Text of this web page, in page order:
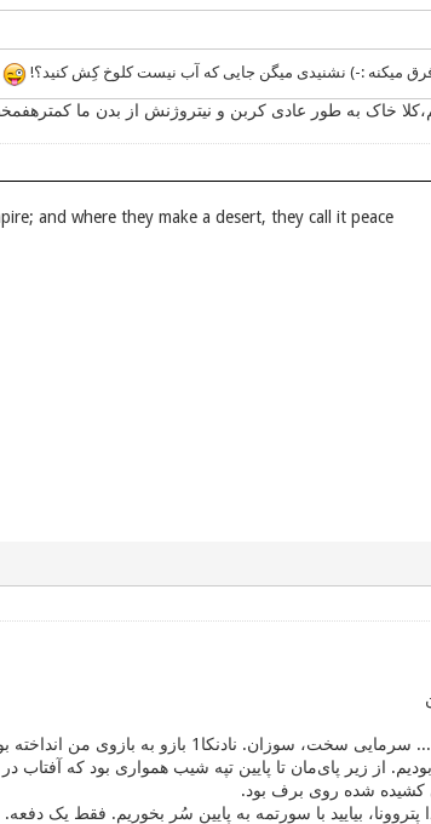
میکنه :-) نشنیدی میگن جایی که آب نیست کلوخ کِش کنید؟!
خاک به طور عادی کربن و نیتروژنش از بدن ما
and where they make a desert, they call it peace
ظهر یک روز آفتابی زمستان... سرمایی
بودیم. از زیر پای‌مان تا پایین تپه شیب همواری بود که
کشیده شده روی برف بود.
بیایید با سورتمه به پایین سُر بخوریم. فقط یک